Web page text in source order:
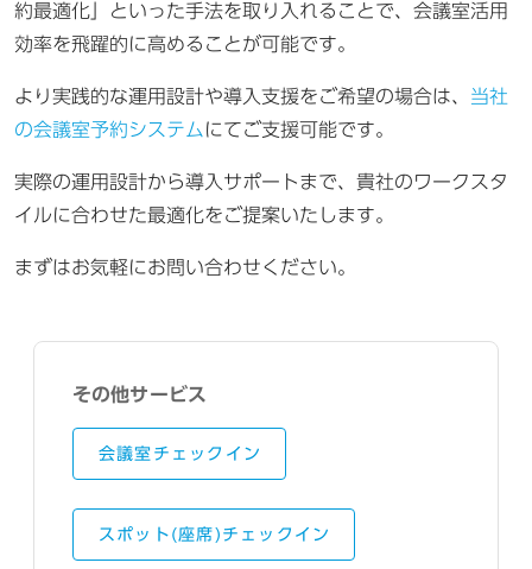
約最適化」といった手法を取り入れることで、会議室活用
効率を飛躍的に高めることが可能です。
より実践的な運用設計や導入支援をご希望の場合は、 当社
の会議室予約システム にてご支援可能です。
実際の運用設計から導入サポートまで、貴社のワークスタ
イルに合わせた最適化をご提案いたします。
まずはお気軽にお問い合わせください。
その他サービス
会議室チェックイン
スポット(座席)チェックイン